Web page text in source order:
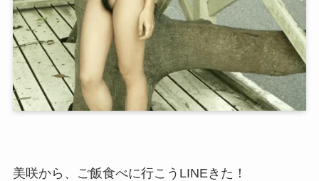
美咲から、ご飯食べに行こうLINEきた！